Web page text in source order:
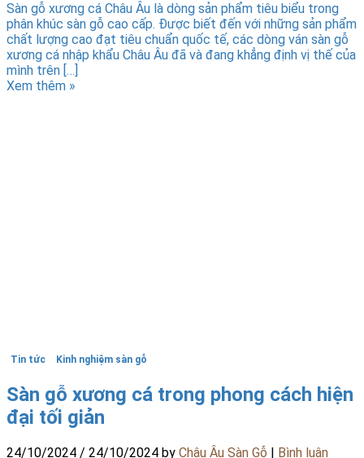
Sàn gỗ xương cá Châu Âu là dòng sản phẩm tiêu biểu trong
phân khúc sàn gỗ cao cấp. Được biết đến với những sản phẩm
chất lượng cao đạt tiêu chuẩn quốc tế, các dòng ván sàn gỗ
xương cá nhập khẩu Châu Âu đã và đang khẳng định vị thế của
mình trên […]
Xem thêm »
Tin tức Kinh nghiệm sàn gỗ
Sàn gỗ xương cá trong phong cách hiện
đại tối giản
24/10/2024 / 24/10/2024 by Châu Âu Sàn Gỗ | Bình luận